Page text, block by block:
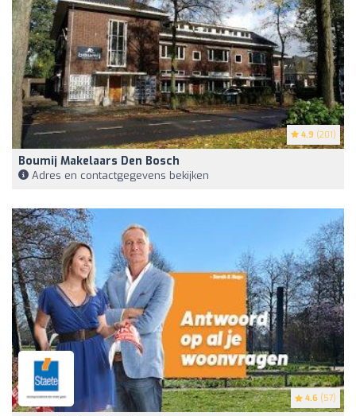
4.9 (201)
Boumij Makelaars Den Bosch
Adres en contactgegevens bekijken
4.6 (57)